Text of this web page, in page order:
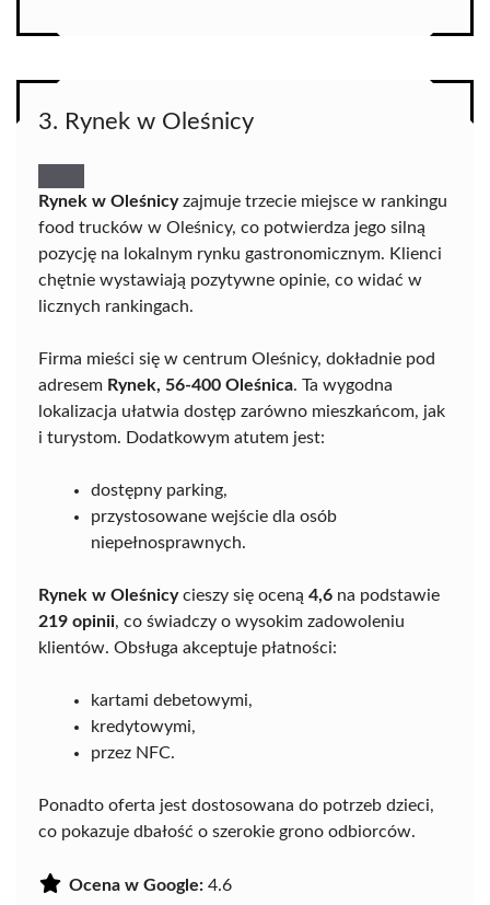
3. Rynek w Oleśnicy
Rynek w Oleśnicyzajmuje trzecie miejsce w rankingu
food trucków w Oleśnicy, co potwierdza jego silną
pozycję na lokalnym rynku gastronomicznym. Klienci
chętnie wystawiają pozytywne opinie, co widać w
licznych rankingach.
Firma mieści się w centrum Oleśnicy, dokładnie pod
adresem Rynek, 56-400 Oleśnica. Ta wygodna
lokalizacja ułatwia dostęp zarówno mieszkańcom, jak
i turystom. Dodatkowym atutem jest:
dostępny parking,
przystosowane wejście dla osób
niepełnosprawnych.
Rynek w Oleśnicycieszy się oceną 4,6 na podstawie
219 opinii, co świadczy o wysokim zadowoleniu
klientów. Obsługa akceptuje płatności:
kartami debetowymi,
kredytowymi,
przez NFC.
Ponadto oferta jest dostosowana do potrzeb dzieci,
co pokazuje dbałość o szerokie grono odbiorców.
Ocena w Google: 4.6